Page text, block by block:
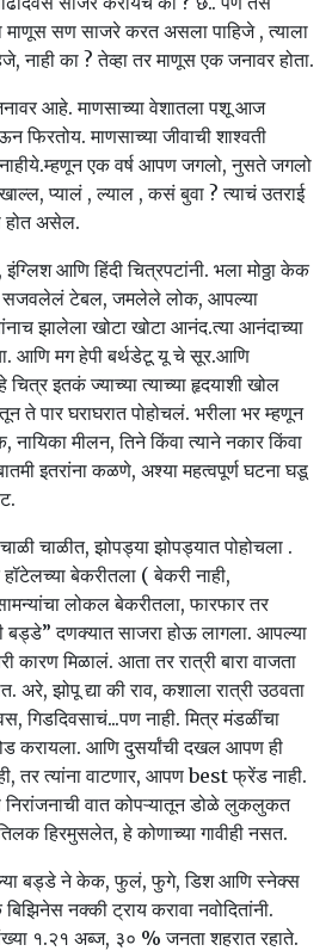
सण साजरे करत असला पाहिजे , त्याला
नाही का ? तेव्हा तर माणूस एक जनावर होता.
आहे. माणसाच्या वेशातला पशू आज
फिरतोय. माणसाच्या जीवाची शाश्वती
नाहीये.म्हणून एक वर्ष आपण जगलो, नुसते जगलो
प्यालं , ल्याल , कसं बुवा ? त्याचं उतराई
होत असेल.
आणि हिंदी चित्रपटांनी. भला मोठ्ठा केक
सजवलेलं टेबल, जमलेले लोक, आपल्या
झालेला खोटा खोटा आनंद.त्या आनंदाच्या
आणि मग हेपी बर्थडेटू यू चे सूर.आणि
इतकं ज्याच्या त्याच्या हृदयाशी खोल
ते पार घराघरात पोहोचलं. भरीला भर म्हणून
नायिका मीलन, तिने किंवा त्याने नकार किंवा
इतरांना कळणे, अश्या महत्वपूर्ण घटना घडू
चाळीत, झोपड्या झोपड्यात पोहोचला .
बेकरीतला ( बेकरी नाही,
लोकल बेकरीतला, फारफार तर
बड्डे” दणक्यात साजरा होऊ लागला. आपल्या
कारण मिळालं. आता तर रात्री बारा वाजता
अरे, झोपू द्या की राव, कशाला रात्री उठवता
गिडदिवसाचं...पण नाही. मित्र मंडळींचा
करायला. आणि दुसर्यांची दखल आपण ही
तर त्यांना वाटणार, आपण best फ्रेंड नाही.
निरांजनाची वात कोपऱ्यातून डोळे लुकलुकत
हिरमुसलेत, हे कोणाच्या गावीही नसत.
बड्डे ने केक, फुलं, फुगे, डिश आणि स्नेक्स
नक्की ट्राय करावा नवोदितांनी.
१.२१ अब्ज, ३० % जनता शहरात रहाते.